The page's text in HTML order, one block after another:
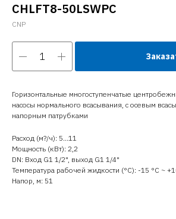
CHLFT8-50LSWPC
CNP
Горизонтальные многоступенчатые
насосы нормального всасывания, с осевым
напорным патрубками
Расход (м?/ч): 5…11
Мощность (кВт): 2,2
DN: Вход G1 1/2", выход G1 1/4"
Температура рабочей жидкости (°C): -15 °С ~
Напор, м: 51